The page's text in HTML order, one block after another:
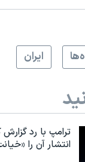
به چین
ايران
ترامپ با رد
انتشار آن را